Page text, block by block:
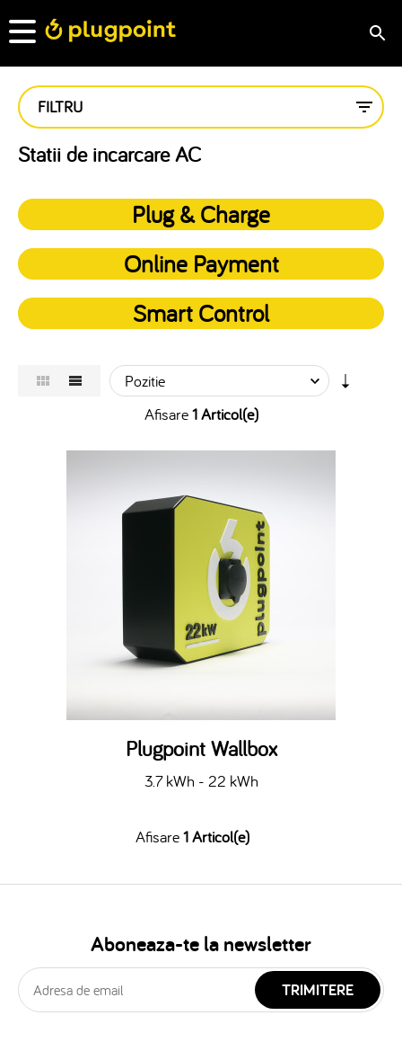
FILTRU
Statii de incarcare AC
Plug & Charge
Online Payment
Smart Control
Afisare1 Articol(e)
Plugpoint Wallbox
3.7 kWh - 22 kWh
Afisare1 Articol(e)
Aboneaza-te la newsletter
TRIMITERE